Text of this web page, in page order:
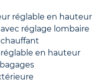
réglable en hauteur
réglage lombaire
réglable en hauteur